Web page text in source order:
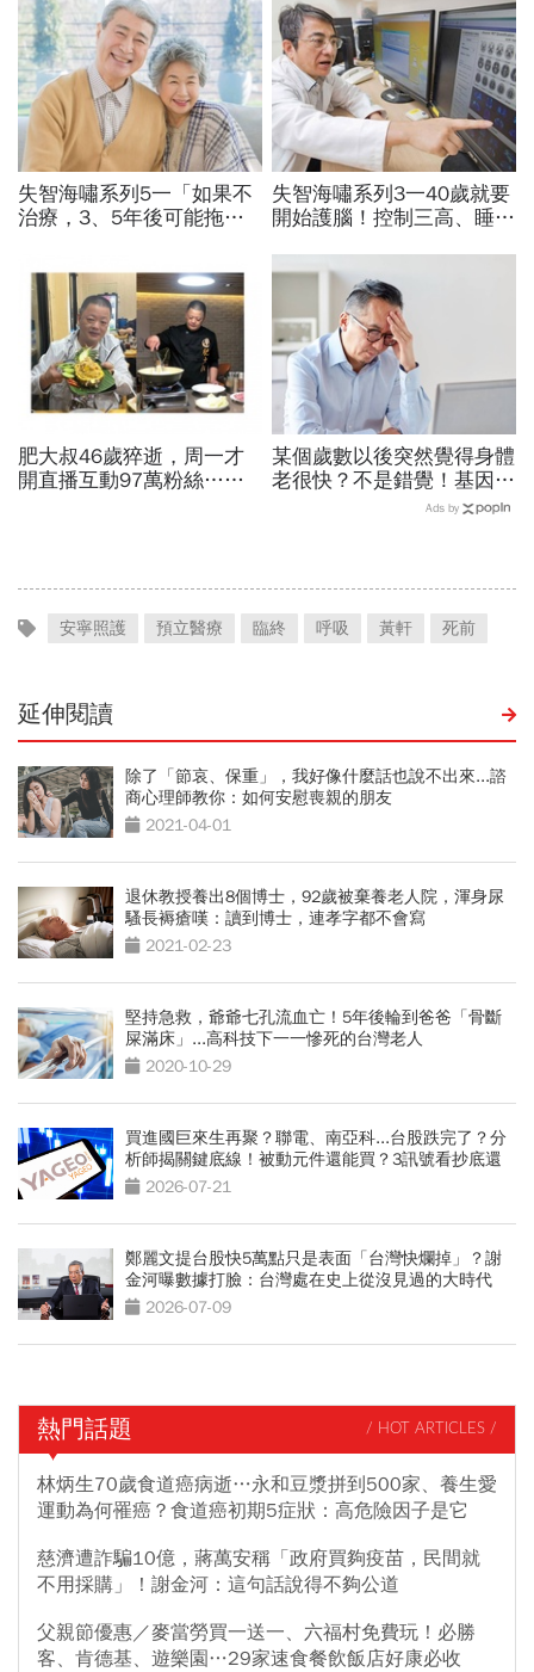
失智海嘯系列5一「如果不
治療，3、5年後可能拖垮
失智海嘯系列3一40歲就要
開始護腦！控制三高、睡眠
天算起
肥大叔46歲猝逝，周一才
開直播互動97萬粉絲…常
某個歲數以後突然覺得身體
老很快？不是錯覺！基因醫
師：人類44歲、60歲「斷
Ads by
安寧照護 預立醫療 臨終 呼吸 黃軒 死前
延伸閱讀
除了「節哀、保重」，我好像什麼話也說不出來...諮
商心理師教你：如何安慰喪親的朋友
2021-04-01
退休教授養出8個博士，92歲被棄養老人院，渾身尿
騷長褥瘡嘆：讀到博士，連孝字都不會寫
2021-02-23
堅持急救，爺爺七孔流血亡！5年後輪到爸爸「骨斷
屎滿床」...高科技下一一慘死的台灣老人
2020-10-29
買進國巨來生再聚？聯電、南亞科...台股跌完了？分
析師揭關鍵底線！被動元件還能買？3訊號看抄底還
是接刀
2026-07-21
鄭麗文提台股快5萬點只是表面「台灣快爛掉」？謝
金河曝數據打臉：台灣處在史上從沒見過的大時代
2026-07-09
熱門話題 / HOT ARTICLES /
林炳生70歲食道癌病逝…永和豆漿拼到500家、養生愛
運動為何罹癌？食道癌初期5症狀：高危險因子是它
慈濟遭詐騙10億，蔣萬安稱「政府買夠疫苗，民間就
不用採購」！謝金河：這句話說得不夠公道
父親節優惠／麥當勞買一送一、六福村免費玩！必勝
客、肯德基、遊樂園…29家速食餐飲飯店好康必收